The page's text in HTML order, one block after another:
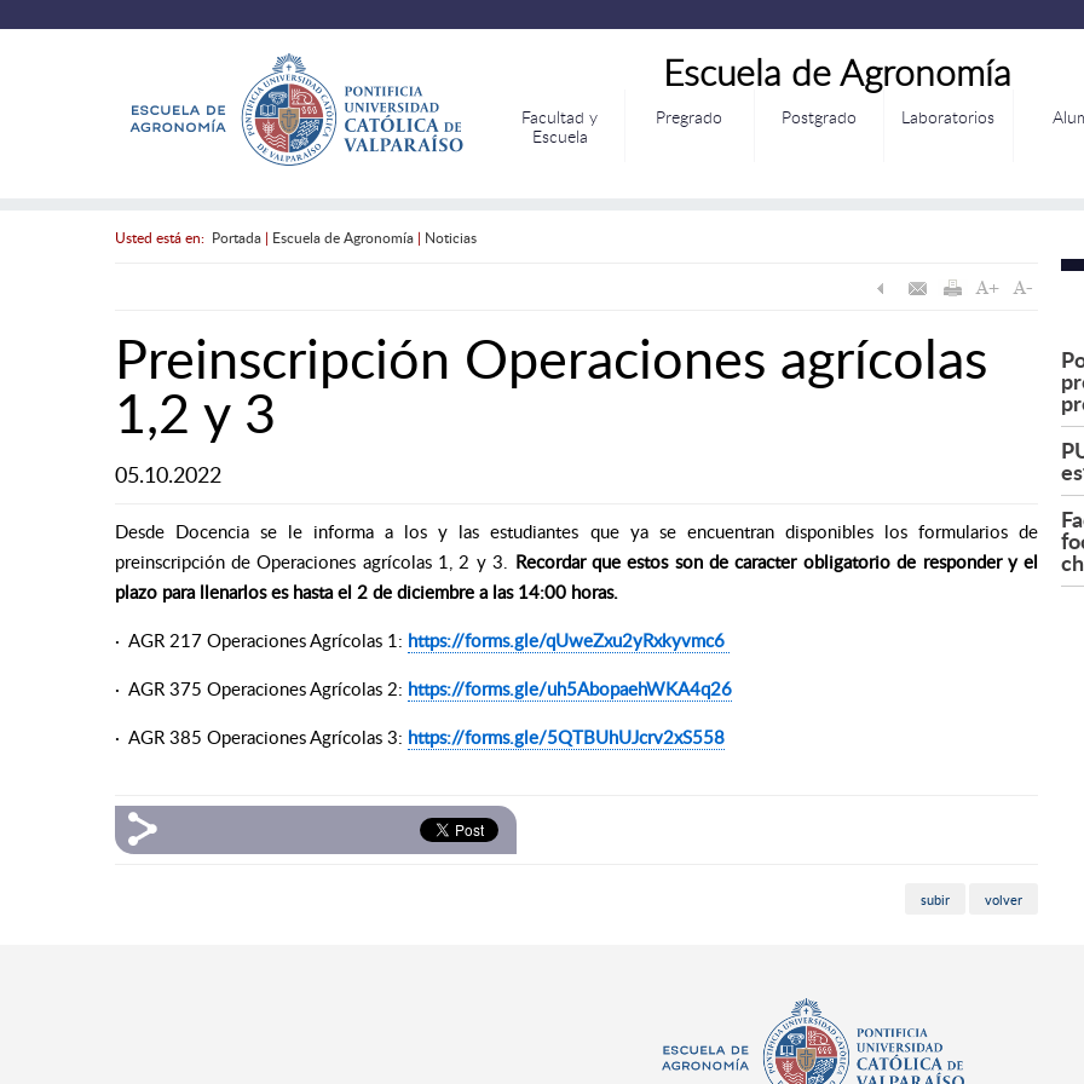
Escuela de Agronomía
Facultad y
Escuela
Pregrado Postgrado Laboratorios
Usted está en: Portada| Escuela de Agronomía| Noticias
Preinscripción Operaciones agrícolas
1,2 y 3
05.10.2022
Desde Docencia se le informa a los y las estudiantes que ya se encuentran disponibles los formularios de
preinscripción de Operaciones agrícolas 1, 2 y 3. Recordar que estos son de caracter obligatorio de responder y el
plazo para llenarlos es hasta el 2 de diciembre a las 14:00 horas.
· AGR 217 Operaciones Agrícolas 1: https://forms.gle/qUweZxu2yRxkyvmc6
· AGR 375 Operaciones Agrícolas 2: https://forms.gle/uh5AbopaehWKA4q26
· AGR 385 Operaciones Agrícolas 3: https://forms.gle/5QTBUhUJcrv2xS558
subir volver